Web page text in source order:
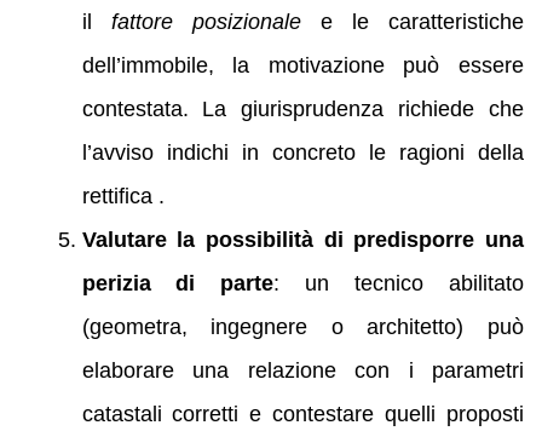
il fattore posizionalee le caratteristiche
dell’immobile, la motivazione può essere
contestata. La giurisprudenza richiede che
l’avviso indichi in concreto le ragioni della
rettifica .
Valutare la possibilità di predisporre una
perizia di parte: un tecnico abilitato
(geometra, ingegnere o architetto) può
elaborare una relazione con i parametri
catastali corretti e contestare quelli proposti